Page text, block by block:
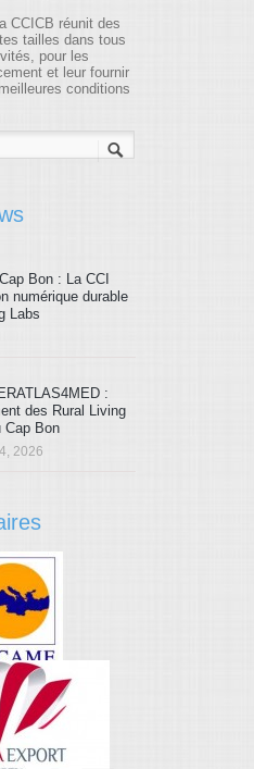
CCICB réunit des
tailles dans tous
pour les
et leur fournir
conditions
Bon : La CCI
numérique durable
Labs
:
des Rural Living
Cap Bon
2026